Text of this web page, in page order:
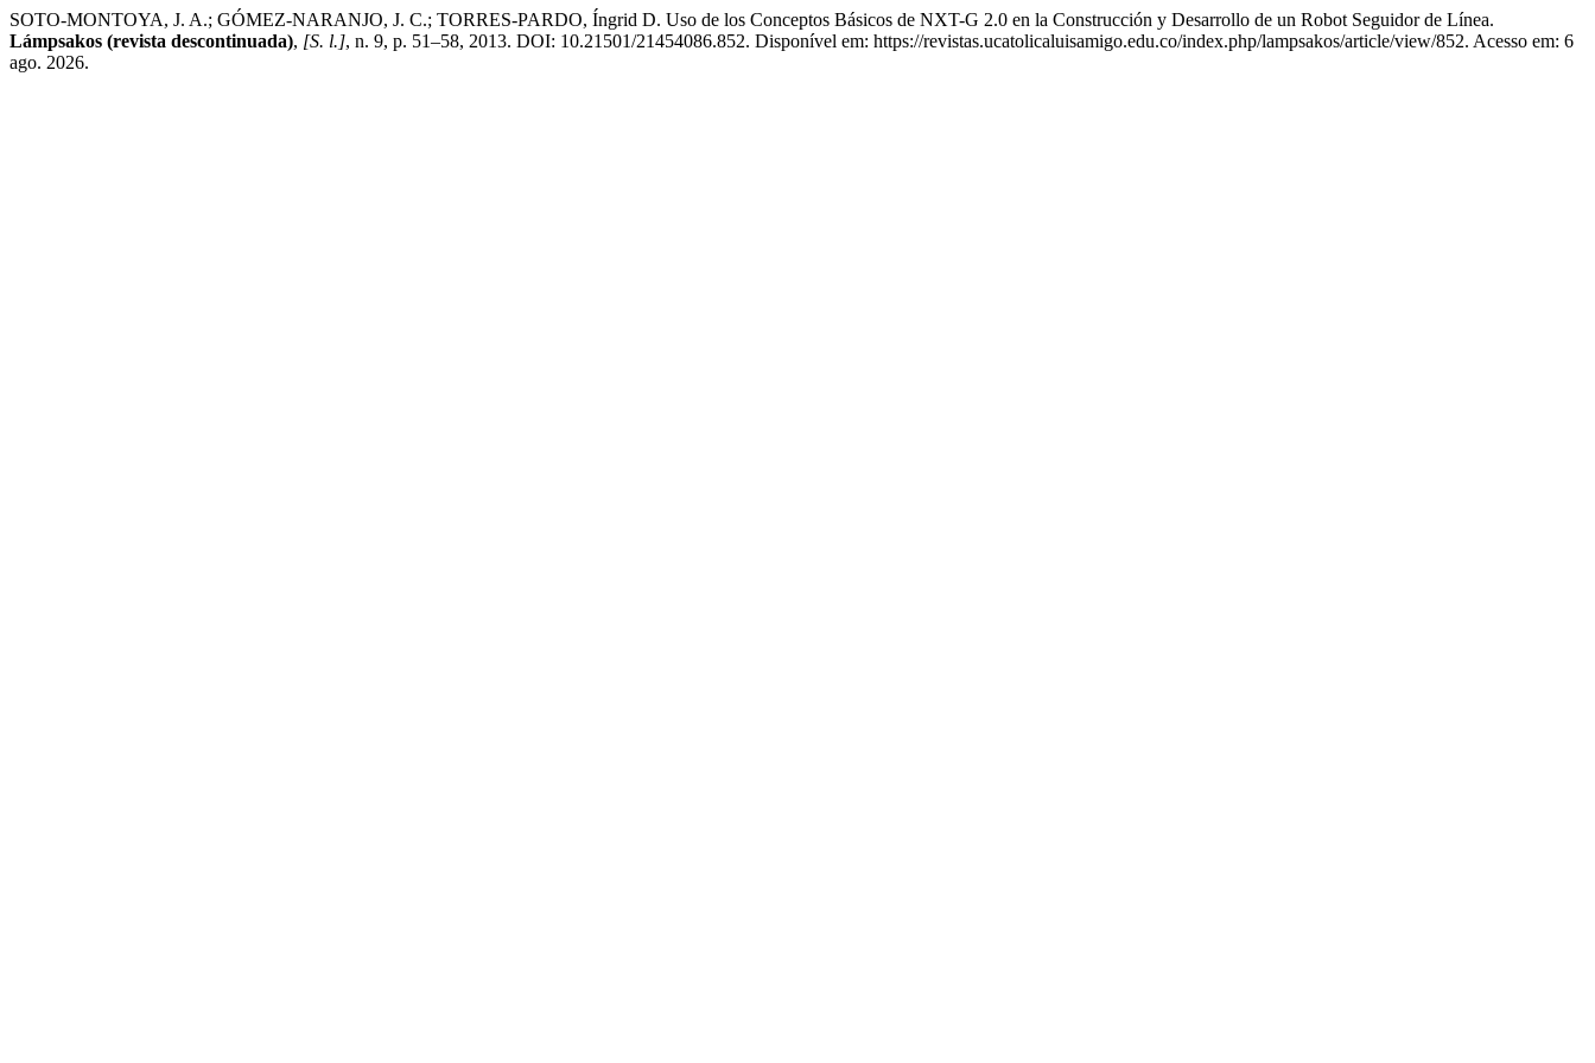
SOTO-MONTOYA, J. A.; GÓMEZ-NARANJO, J. C.; TORRES-PARDO, Íngrid D. Uso de los Conceptos Básicos de NXT-G 2.0 en la Construcción y Desarrollo de un Robot Seguidor de Línea.
Lámpsakos (revista descontinuada), [S. l.], n. 9, p. 51–58, 2013. DOI: 10.21501/21454086.852. Disponível em: https://revistas.ucatolicaluisamigo.edu.co/index.php/lampsakos/article/view/852. Acesso em: 6
ago. 2026.